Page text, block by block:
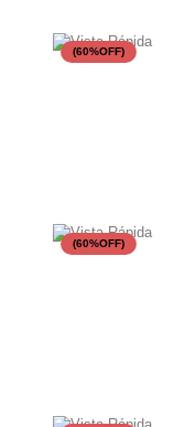
(60%OFF)
(60%OFF)